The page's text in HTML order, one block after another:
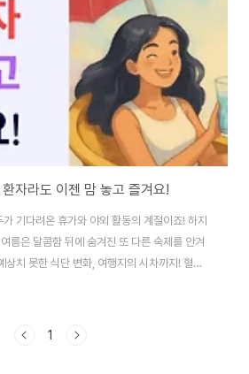
자라도 이젠 맘 놓고 즐겨요!
기다려온 휴가와 야외 활동의 계절이죠! 하지
름은 달콤함 뒤에 숨겨진 또 다른 숙제를 안겨
상치 못한 식단 변화, 여행지의 시차까지! 혈당
아닙니다. 하지만 걱정 마세요! 오늘은 당뇨를
여름휴가! 당뇨인이 꼭 챙겨야 할 황금 건강 가이
1